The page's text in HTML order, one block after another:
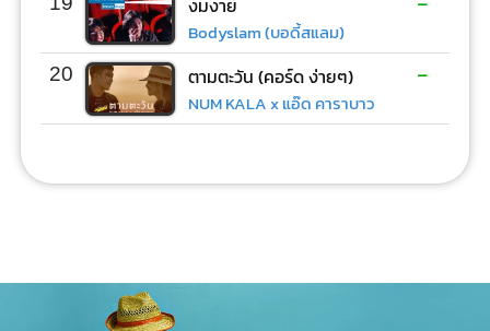
Bodyslam (บอดี้สแลม)
20 ตามตะวัน (คอร์ด ง่ายๆ)
NUM KALA x แอ๊ด คาราบาว
-